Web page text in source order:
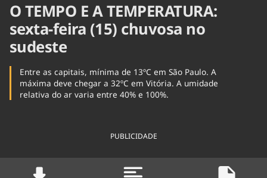
O TEMPO E A TEMPERATURA:
sexta-feira (15) chuvosa no
sudeste
Entre as capitais, mínima de 13ºC em São Paulo. A
máxima deve chegar a 32ºC em Vitória. A umidade
relativa do ar varia entre 40% e 100%.
PUBLICIDADE